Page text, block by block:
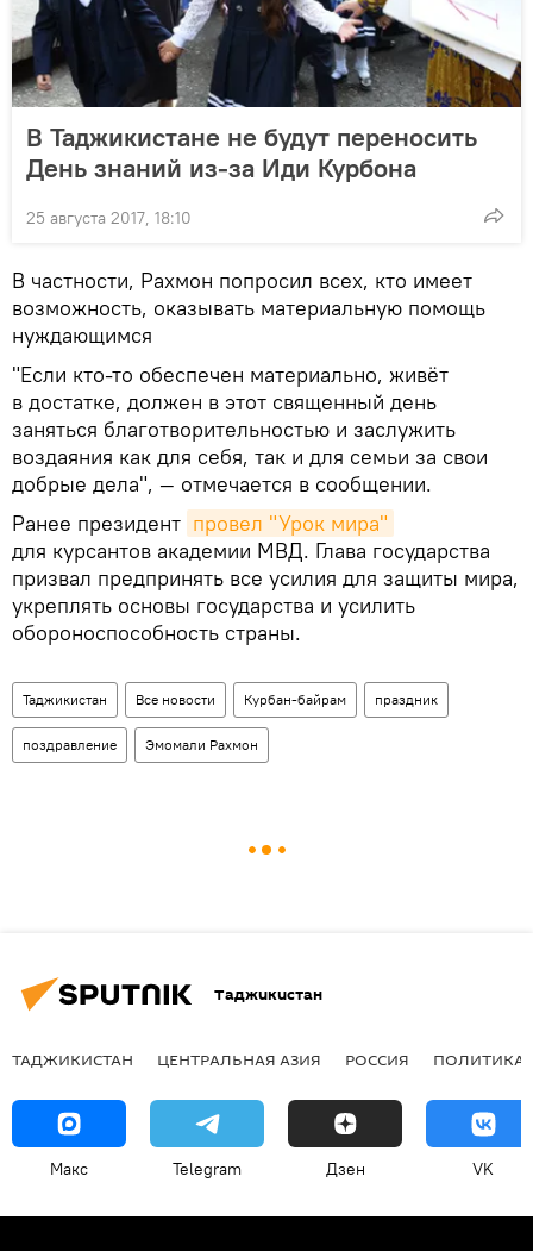
В Таджикистане не будут переносить
День знаний из-за Иди Курбона
25 августа 2017, 18:10
В частности, Рахмон попросил всех, кто имеет
возможность, оказывать материальную помощь
нуждающимся
"Если кто-то обеспечен материально, живёт
в достатке, должен в этот священный день
заняться благотворительностью и заслужить
воздаяния как для себя, так и для семьи за свои
добрые дела", — отмечается в сообщении.
Ранее президент провел "Урок мира"
для курсантов академии МВД. Глава государства
призвал предпринять все усилия для защиты мира,
укреплять основы государства и усилить
обороноспособность страны.
Таджикистан Все новости Курбан-байрам праздник
поздравление Эмомали Рахмон
Таджикистан
ТАДЖИКИСТАН ЦЕНТРАЛЬНАЯ АЗИЯ РОССИЯ ПОЛИТИКА
Макс Telegram Дзен VK